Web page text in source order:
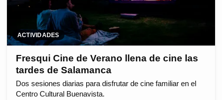
ACTIVIDADES
Fresqui Cine de Verano llena de cine las
tardes de Salamanca
Dos sesiones diarias para disfrutar de cine familiar en el
Centro Cultural Buenavista.